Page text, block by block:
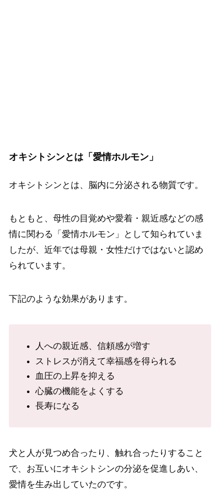
オキシトシンとは「愛情ホルモン」
オキシトシンとは、脳内に分泌される物質です。
もともと、母性の目覚めや愛着・親近感などの感
情に関わる「愛情ホルモン」として知られていま
したが、近年では母親・女性だけではないと認め
られています。
下記のような効果があります。
人への親近感、信頼感が増す
ストレスが消えて幸福感を得られる
血圧の上昇を抑える
心臓の機能をよくする
長寿になる
犬と人が見つめ合ったり、触れ合ったりすること
で、お互いにオキシトシンの分泌を促進しあい、
愛情を生み出していたのです。